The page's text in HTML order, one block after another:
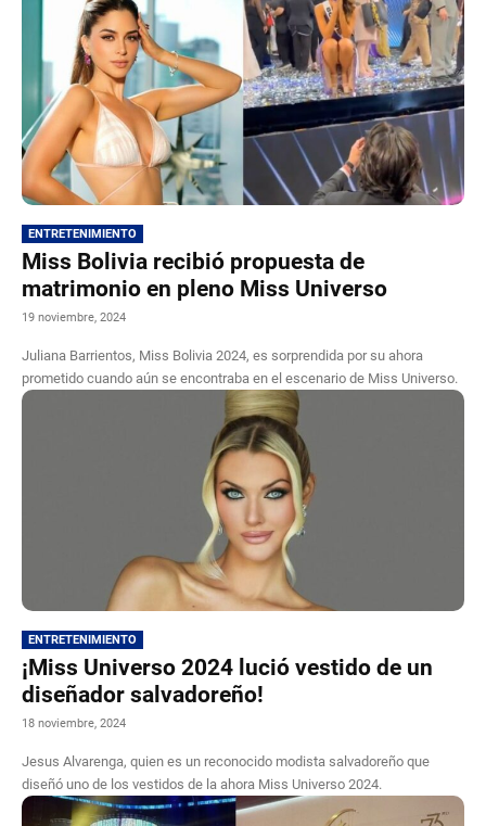
ENTRETENIMIENTO
Miss Bolivia recibió propuesta de
matrimonio en pleno Miss Universo
19 noviembre, 2024
Juliana Barrientos, Miss Bolivia 2024, es sorprendida por su ahora
prometido cuando aún se encontraba en el escenario de Miss Universo.
ENTRETENIMIENTO
¡Miss Universo 2024 lució vestido de un
diseñador salvadoreño!
18 noviembre, 2024
Jesus Alvarenga, quien es un reconocido modista salvadoreño que
diseñó uno de los vestidos de la ahora Miss Universo 2024.